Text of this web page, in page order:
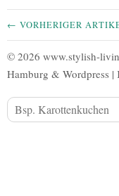
← VORHERIGER
© 2026 www.stylish-
Hamburg & Wordpress |